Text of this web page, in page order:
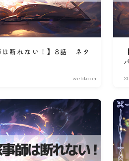
は断れない！】8話 ネタ
webtoon